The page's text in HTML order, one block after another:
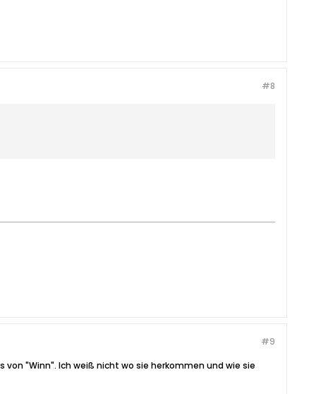
#8
#9
"Winn". Ich weiß nicht wo sie herkommen und wie sie